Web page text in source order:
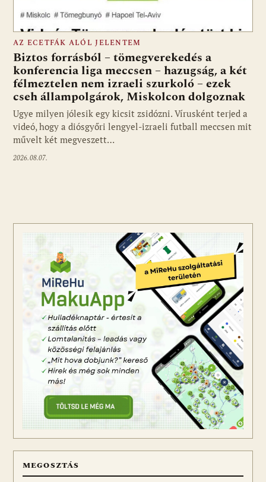
AZ ECETFÁK ALÓL JELENTEM
Biztos forrásból – tömegverekedés a
konferencia liga meccsen – hazugság, a két
félmeztelen nem izraeli szurkoló – ezek
cseh állampolgárok, Miskolcon dolgoznak
Ugye milyen jólesik egy kicsit zsidózni. Vírusként terjed a
videó, hogy a diósgyőri lengyel-izraeli futball meccsen mit
művelt két megveszett…
2026.08.07.
MEGOSZTÁS